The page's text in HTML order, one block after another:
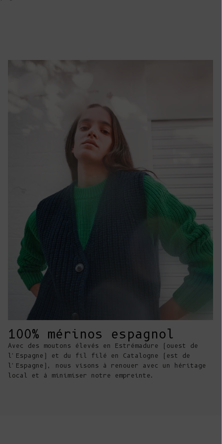
Congo -
Kinshasa (CDF
Îles Cook (NZD
(CRC ₡)
Côte d'Ivoire
Croatie (EUR
ƒ)
Chypre (EUR €)
100% mérinos espagnol
Avec des moutons élevés en Estrémadure (ouest de
l'Espagne) et du fil filé en Catalogne (est de
l'Espagne), nous visons à renouer avec un héritage
local et à minimiser notre empreinte.